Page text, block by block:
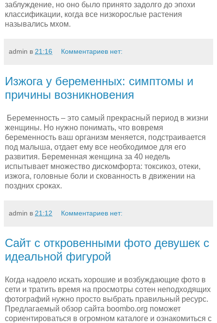
заблуждение, но оно было принято задолго до эпохи
классификации, когда все низкорослые растения
назывались мхом.
admin в 21:16 Комментариев нет:
Изжога у беременных: симптомы и
причины возникновения
Беременность – это самый прекрасный период в жизни
женщины. Но нужно понимать, что вовремя
беременность ваш организм меняется, подстраивается
под малыша, отдает ему все необходимое для его
развития. Беременная женщина за 40 недель
испытывает множество дискомфорта: токсикоз, отеки,
изжога, головные боли и скованность в движении на
поздних сроках.
admin в 21:12 Комментариев нет:
Сайт с откровенными фото девушек с
идеальной фигурой
Когда надоело искать хорошие и возбуждающие фото в
сети и тратить время на просмотры сотен неподходящих
фотографий нужно просто выбрать правильный ресурс.
Предлагаемый обзор сайта boombo.org поможет
сориентироваться в огромном каталоге и ознакомиться с